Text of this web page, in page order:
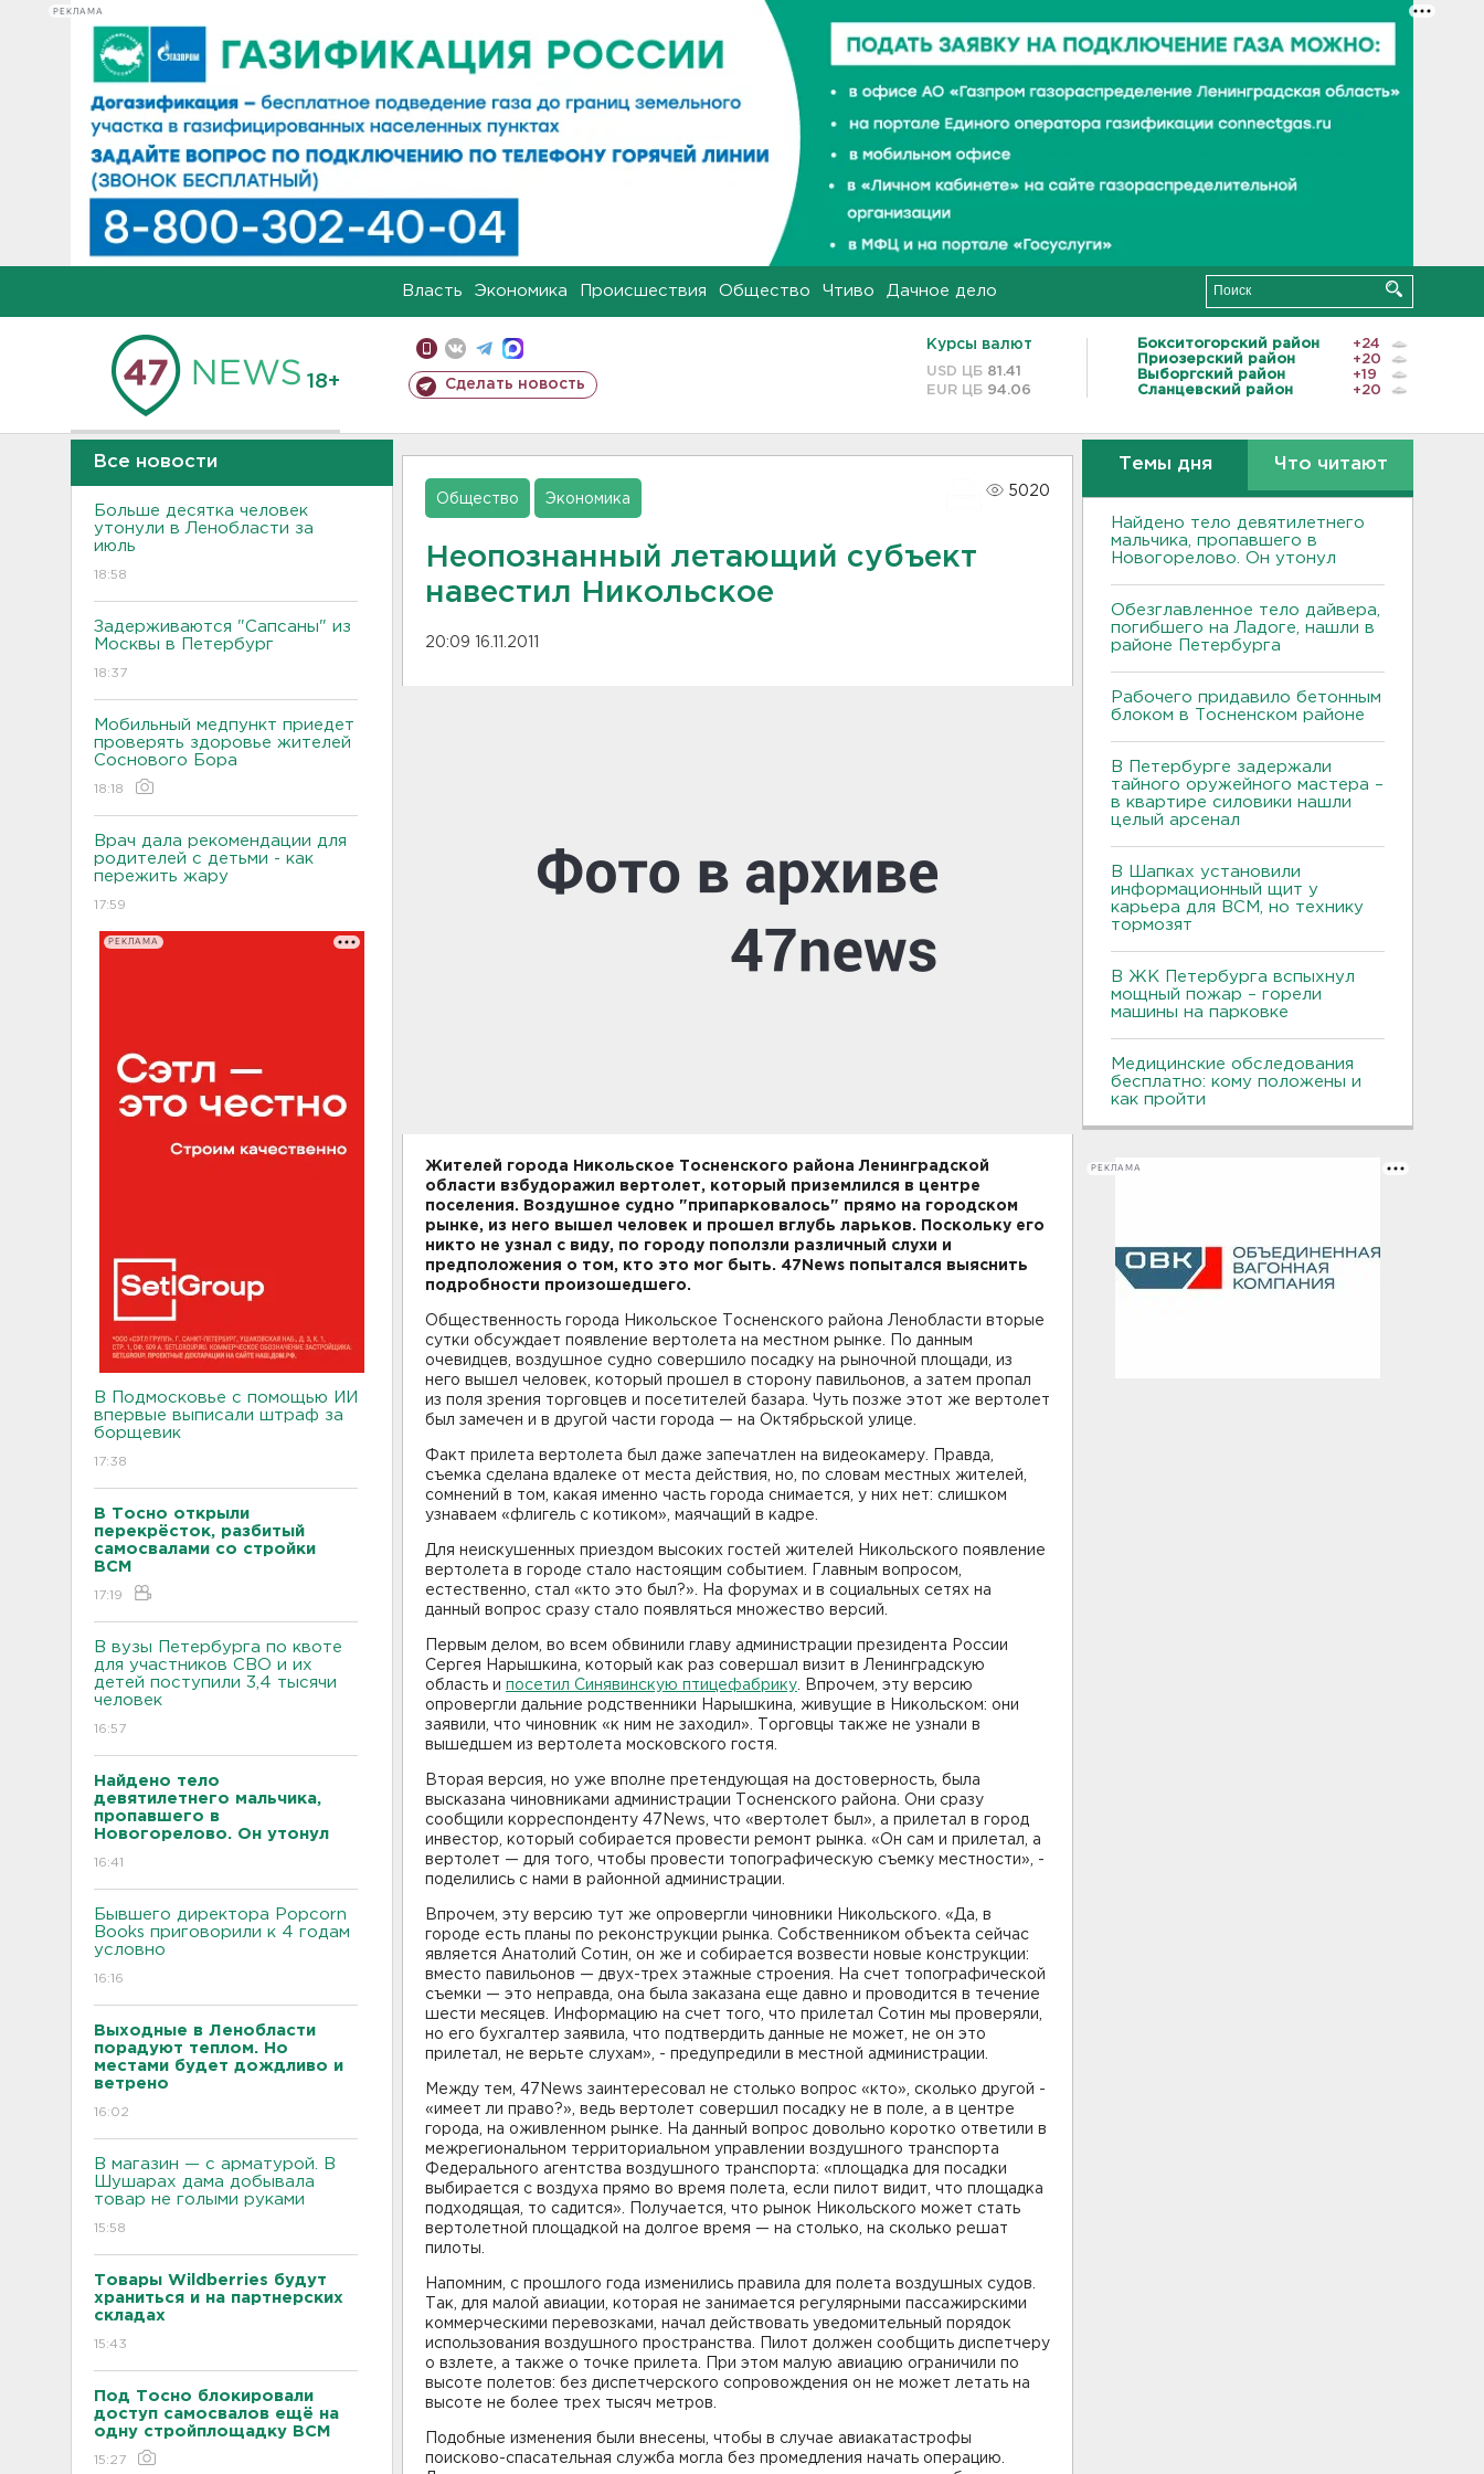
РЕКЛАМА
Власть Экономика Происшествия Общество Чтиво Дачное дело
18+ Сделать новость
Курсы валют
USD ЦБ 81.41
EUR ЦБ 94.06
Бокситогорский район
+24
Приозерский район
+20
Выборгский район
+19
Сланцевский район
+20
Все новости
Больше десятка человек
утонули в Ленобласти за
июль
18:58
Задерживаются "Сапсаны" из
Москвы в Петербург
18:37
Мобильный медпункт приедет
проверять здоровье жителей
Соснового Бора
18:18
Врач дала рекомендации для
родителей с детьми - как
пережить жару
17:59
РЕКЛАМА
В Подмосковье с помощью ИИ
впервые выписали штраф за
борщевик
17:38
В Тосно открыли
перекрёсток, разбитый
самосвалами со стройки
ВСМ
17:19
В вузы Петербурга по квоте
для участников СВО и их
детей поступили 3,4 тысячи
человек
16:57
Найдено тело
девятилетнего мальчика,
пропавшего в
Новогорелово. Он утонул
16:41
Бывшего директора Popcorn
Books приговорили к 4 годам
условно
16:16
Выходные в Ленобласти
порадуют теплом. Но
местами будет дождливо и
ветрено
16:02
В магазин — с арматурой. В
Шушарах дама добывала
товар не голыми руками
15:58
Товары Wildberries будут
храниться и на партнерских
складах
15:43
Под Тосно блокировали
доступ самосвалов ещё на
одну стройплощадку ВСМ
15:27
Общество Экономика
5020
Неопознанный летающий субъект
навестил Никольское
20:09 16.11.2011
Жителей города Никольское Тосненского района Ленинградской
области взбудоражил вертолет, который приземлился в центре
поселения. Воздушное судно "припарковалось" прямо на городском
рынке, из него вышел человек и прошел вглубь ларьков. Поскольку его
никто не узнал с виду, по городу поползли различный слухи и
предположения о том, кто это мог быть. 47News попытался выяснить
подробности произошедшего.
Общественность города Никольское Тосненского района Ленобласти вторые
сутки обсуждает появление вертолета на местном рынке. По данным
очевидцев, воздушное судно совершило посадку на рыночной площади, из
него вышел человек, который прошел в сторону павильонов, а затем пропал
из поля зрения торговцев и посетителей базара. Чуть позже этот же вертолет
был замечен и в другой части города — на Октябрьской улице.
Факт прилета вертолета был даже запечатлен на видеокамеру. Правда,
съемка сделана вдалеке от места действия, но, по словам местных жителей,
сомнений в том, какая именно часть города снимается, у них нет: слишком
узнаваем «флигель с котиком», маячащий в кадре.
Для неискушенных приездом высоких гостей жителей Никольского появление
вертолета в городе стало настоящим событием. Главным вопросом,
естественно, стал «кто это был?». На форумах и в социальных сетях на
данный вопрос сразу стало появляться множество версий.
Первым делом, во всем обвинили главу администрации президента России
Сергея Нарышкина, который как раз совершал визит в Ленинградскую
область и посетил Синявинскую птицефабрику . Впрочем, эту версию
опровергли дальние родственники Нарышкина, живущие в Никольском: они
заявили, что чиновник «к ним не заходил». Торговцы также не узнали в
вышедшем из вертолета московского гостя.
Вторая версия, но уже вполне претендующая на достоверность, была
высказана чиновниками администрации Тосненского района. Они сразу
сообщили корреспонденту 47News, что «вертолет был», а прилетал в город
инвестор, который собирается провести ремонт рынка. «Он сам и прилетал, а
вертолет — для того, чтобы провести топографическую съемку местности», -
поделились с нами в районной администрации.
Впрочем, эту версию тут же опровергли чиновники Никольского. «Да, в
городе есть планы по реконструкции рынка. Собственником объекта сейчас
является Анатолий Сотин, он же и собирается возвести новые конструкции:
вместо павильонов — двух-трех этажные строения. На счет топографической
съемки — это неправда, она была заказана еще давно и проводится в течение
шести месяцев. Информацию на счет того, что прилетал Сотин мы проверяли,
но его бухгалтер заявила, что подтвердить данные не может, не он это
прилетал, не верьте слухам», - предупредили в местной администрации.
Между тем, 47News заинтересовал не столько вопрос «кто», сколько другой -
«имеет ли право?», ведь вертолет совершил посадку не в поле, а в центре
города, на оживленном рынке. На данный вопрос довольно коротко ответили в
межрегиональном территориальном управлении воздушного транспорта
Федерального агентства воздушного транспорта: «площадка для посадки
выбирается с воздуха прямо во время полета, если пилот видит, что площадка
подходящая, то садится». Получается, что рынок Никольского может стать
вертолетной площадкой на долгое время — на столько, на сколько решат
пилоты.
Напомним, с прошлого года изменились правила для полета воздушных судов.
Так, для малой авиации, которая не занимается регулярными пассажирскими
коммерческими перевозками, начал действовать уведомительный порядок
использования воздушного пространства. Пилот должен сообщить диспетчеру
о взлете, а также о точке прилета. При этом малую авиацию ограничили по
высоте полетов: без диспетчерского сопровождения он не может летать на
высоте не более трех тысяч метров.
Подобные изменения были внесены, чтобы в случае авиакатастрофы
поисково-спасательная служба могла без промедления начать операцию.
Темы дня Что читают
Найдено тело девятилетнего
мальчика, пропавшего в
Новогорелово. Он утонул
Обезглавленное тело дайвера,
погибшего на Ладоге, нашли в
районе Петербурга
Рабочего придавило бетонным
блоком в Тосненском районе
В Петербурге задержали
тайного оружейного мастера –
в квартире силовики нашли
целый арсенал
В Шапках установили
информационный щит у
карьера для ВСМ, но технику
тормозят
В ЖК Петербурга вспыхнул
мощный пожар – горели
машины на парковке
Медицинские обследования
бесплатно: кому положены и
как пройти
РЕКЛАМА